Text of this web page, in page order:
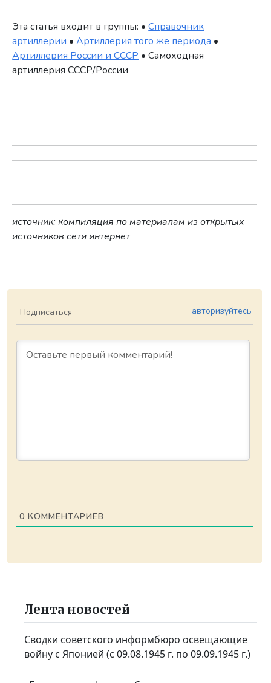
Эта статья входит в группы: •Справочник
артиллерии •Артиллерия того же периода •
Артиллерия России и СССР • Самоходная
артиллерия СССР/России
источник: компиляция по материалам из открытых
источников сети интернет
Подписаться авторизуйтесь
0 КОММЕНТАРИЕВ
Лента новостей
Сводки советского информбюро освещающие
войну с Японией (с 09.08.1945 г. по 09.09.1945 г.)